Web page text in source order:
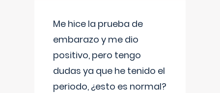
Me hice la prueba de
embarazo y me dio
positivo, pero tengo
dudas ya que he tenido el
periodo, ¿esto es normal?